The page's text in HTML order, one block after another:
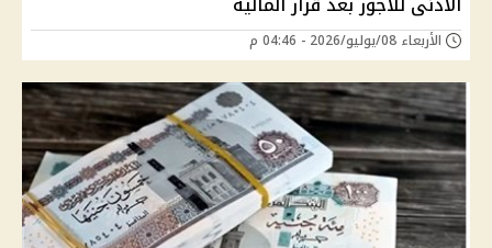
الأربعاء 08/يوليو/2026 - 04:46 م